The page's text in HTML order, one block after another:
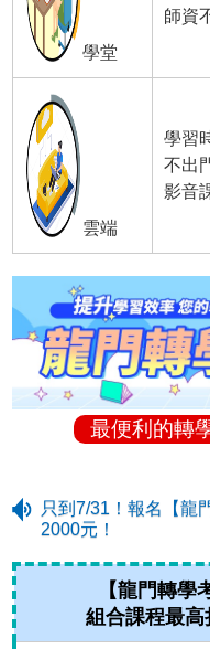
學堂
師資
雲端
學習
不出
影音
最便利的轉
只到7/31！報名【龍
2000元！
【龍門轉學
組合課程最高